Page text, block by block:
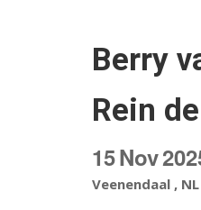
Berry
Rein
15Nov
Veenendaal , NL